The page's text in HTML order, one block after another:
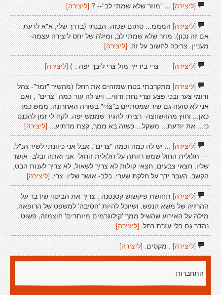
[ליצירה]... "מוזר שלא שמתי לב"-- ?[ליצירה]
[ליצירה]המממ... סתום שכזה. הבנתי (בדרך שלי, א"א לדעת
אם זה נכון). מוזר שלא שמתי לב, ומילה של יחס ליצירה עצמה-
מעניין. צריכה לחשוב על זה. [ליצירה]
[ליצירה]---- צרי בידייך מול צרי ליבך יפה :-) [ליצירה]
[ליצירה]מתקרבתי בטח שמזהים את רחל! (מהשיר "זמר"- צהל
ודומי צער ובכי פצע וצרי נחת ודווי... ויש לה עוד כמה "צׁרים" , ואם
אני לא טועה גם שיר שמסתיים ב"צׁרי" בשורה האחרונה. ממש כמו
כאן... וחוץ מההשווצה- רציתי להגיד שממש יפה. לקח לי זמן להכנס
כי... את יודעת... משקל... כשזה בא ממך, קצת מרתיע... [ליצירה]
[ליצירה]... יש לה כמה וכמה "צרים", אבל אני כיוונתי לשיר הנ"ל:
--- תלולית החול שמש רוותה על תלולית החול- אני ואתה ובלב- אושר
שליו. חצאי צבעים, חצאי קולות לא צריך לשאול, לא צריך לענות הבט,
הקשב. העבר ידך על חלקת שערי. בלב- אושר שליו. צרי. [ליצירה]
[ליצירה]תחושת פיקשוש קטנטנה . צריך את הביטוי שידבר על
ההרזיה של משא הנפש. ושיוכל להיות 'הסיבה' למשפט של הרופאה.
מילה על האירוע שהשיל ממך 'קילוגרמים מיותרים' חוצמזה, פשוט
נהדר גם בלי עזרת רחל. [ליצירה]
[ליצירה]. מקסים. [ליצירה]
התחברות